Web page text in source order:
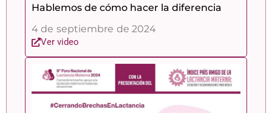
Hablemos de cómo hacer la diferencia
4 de septiembre de 2024
Ver video